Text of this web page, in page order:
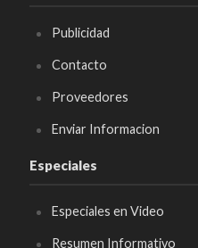
Publicidad
Contacto
Proveedores
Enviar Informacion
Especiales
Especiales en Video
Resumen Informativo